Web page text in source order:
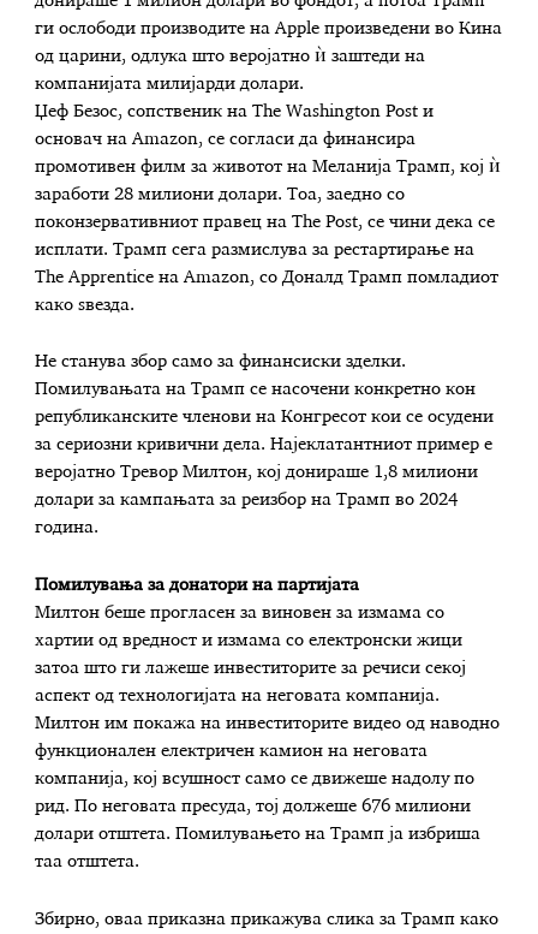
ги ослободи производите на Apple произведени во Кина
од царини, одлука што веројатно ѝ заштеди на
компанијата милијарди долари.
Џеф Безос, сопственик на The Washington Post и
основач на Amazon, се согласи да финансира
промотивен филм за животот на Меланија Трамп, кој ѝ
заработи 28 милиони долари. Тоа, заедно со
поконзервативниот правец на The Post, се чини дека се
исплати. Трамп сега размислува за рестартирање на
The Apprentice на Amazon, со Доналд Трамп помладиот
како ѕвезда.
Не станува збор само за финансиски зделки.
Помилувањата на Трамп се насочени конкретно кон
републиканските членови на Конгресот кои се осудени
за сериозни кривични дела. Најеклатантниот пример е
веројатно Тревор Милтон, кој донираше 1,8 милиони
долари за кампањата за реизбор на Трамп во 2024
година.
Помилувања за донатори на партијата
Милтон беше прогласен за виновен за измама со
хартии од вредност и измама со електронски жици
затоа што ги лажеше инвеститорите за речиси секој
аспект од технологијата на неговата компанија.
Милтон им покажа на инвеститорите видео од наводно
функционален електричен камион на неговата
компанија, кој всушност само се движеше надолу по
рид. По неговата пресуда, тој должеше 676 милиони
долари отштета. Помилувањето на Трамп ја избриша
таа отштета.
Збирно, оваа приказна прикажува слика за Трамп како